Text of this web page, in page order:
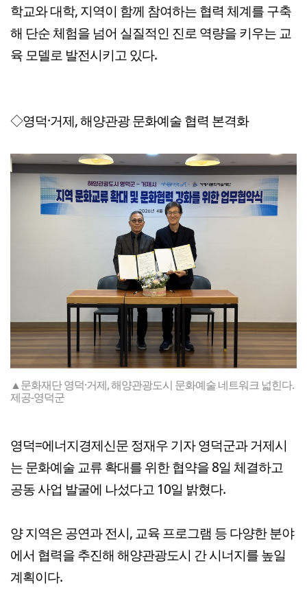
학교와 대학, 지역이 함께 참여하는 협력 체계를 구축
해 단순 체험을 넘어 실질적인 진로 역량을 키우는 교
육 모델로 발전시키고 있다.
◇영덕·거제, 해양관광 문화예술 협력 본격화
▲문화재단 영덕·거제, 해양관광도시 문화예술 네트워크 넓힌다.
제공-영덕군
영덕=에너지경제신문 정재우 기자 영덕군과 거제시
는 문화예술 교류 확대를 위한 협약을 8일 체결하고
공동 사업 발굴에 나섰다고 10일 밝혔다.
양 지역은 공연과 전시, 교육 프로그램 등 다양한 분야
에서 협력을 추진해 해양관광도시 간 시너지를 높일
계획이다.